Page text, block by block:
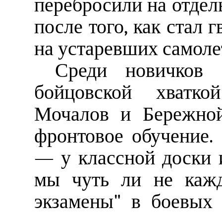
перебросили на
после того, как стал
на устаревших
Среди новичков
бойцовской
Мочалов и
фронтовое
— у классной доски
мы чуть ли не
экзамены" в